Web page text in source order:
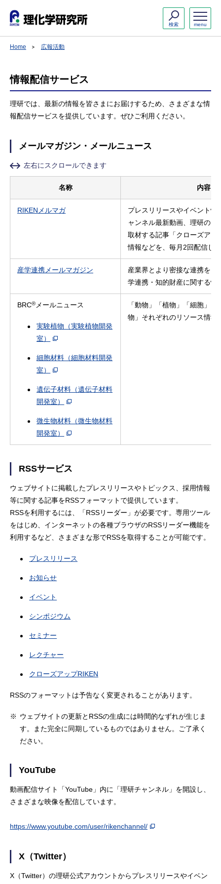
menu
検索
Home 広報活動
情報配信サービス
理研では、最新の情報を皆さまにお届けするため、さまざまな情
報配信サービスを提供しています。ぜひご利用ください。
メールマガジン・メールニュース
左右にスクロールできます
名称 内容
RIKENメルマガ
プレスリリースやイベント情
ャンネル最新動画、理研のフ
取材する記事「クローズアッ
情報などを、毎月2回配信し
産学連携メールマガジン
産業界とより密接な連携を図
学連携・知的財産に関する情
BRC® メールニュース
実験植物（実験植物開発
室）
細胞材料（細胞材料開発
室）
遺伝子材料（遺伝子材料
開発室）
微生物材料（微生物材料
開発室）
「動物」「植物」「細胞」
物」それぞれのリソース情報
RSSサービス
ウェブサイトに掲載したプレスリリースやトピックス、採用情報
等に関する記事をRSSフォーマットで提供しています。
RSSを利用するには、「RSSリーダー」が必要です。専用ツール
をはじめ、インターネットの各種ブラウザのRSSリーダー機能を
利用するなど、さまざまな形でRSSを取得することが可能です。
プレスリリース
お知らせ
イベント
シンポジウム
セミナー
レクチャー
クローズアップRIKEN
RSSのフォーマットは予告なく変更されることがあります。
※ ウェブサイトの更新とRSSの生成には時間的なずれが生じま
す。また完全に同期しているものではありません。ご了承く
ださい。
YouTube
動画配信サイト「YouTube」内に「理研チャンネル」を開設し、
さまざまな映像を配信しています。
https://www.youtube.com/user/rikenchannel/
X（Twitter）
X（Twitter）の理研公式アカウントからプレスリリースやイベン